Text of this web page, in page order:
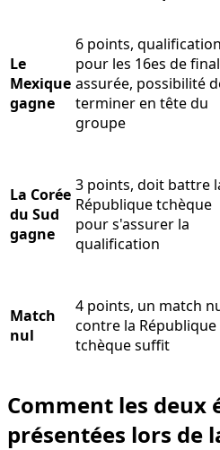
Le
Mexique
gagne
6 points, qualification
pour les 16es de
assurée, possibilité
terminer en tête du
groupe
La Corée
du Sud
gagne
3 points, doit battre
République tchèque
pour s'assurer la
qualification
Match
nul
4 points, un match
contre la République
tchèque suffit
Comment les deux
présentées lors de